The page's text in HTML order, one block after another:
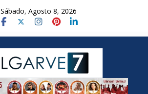
Sábado, Agosto 8, 2026